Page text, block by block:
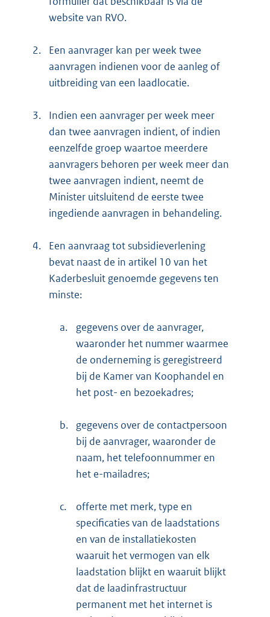
website van RVO.
2.
Een aanvrager kan per week twee
aanvragen indienen voor de aanleg of
uitbreiding van een laadlocatie.
3.
Indien een aanvrager per week meer
dan twee aanvragen indient, of indien
eenzelfde groep waartoe meerdere
aanvragers behoren per week meer dan
twee aanvragen indient, neemt de
Minister uitsluitend de eerste twee
ingediende aanvragen in behandeling.
4.
Een aanvraag tot subsidieverlening
bevat naast de in artikel 10 van het
Kaderbesluit genoemde gegevens ten
minste:
a.
gegevens over de aanvrager,
waaronder het nummer waarmee
de onderneming is geregistreerd
bij de Kamer van Koophandel en
het post- en bezoekadres;
b.
gegevens over de contactpersoon
bij de aanvrager, waaronder de
naam, het telefoonnummer en
het e-mailadres;
c.
offerte met merk, type en
specificaties van de laadstations
en van de installatiekosten
waaruit het vermogen van elk
laadstation blijkt en waaruit blijkt
dat de laadinfrastructuur
permanent met het internet is